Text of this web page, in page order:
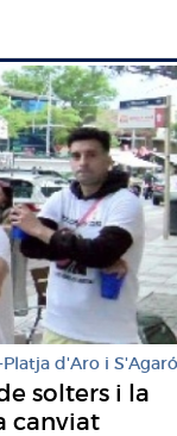
d'Aro i S'Agaró
solters i la
canviat